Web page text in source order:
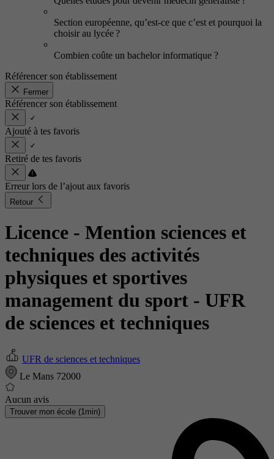
Section européenne, qu’est-ce que c’est et pourquoi la
choisir au lycée ?
Combien coûte un bachelor informatique ?
Référencer son établissement
Fermer
Référencer son établissement
Ajouté à tes favoris
Retiré de tes favoris
Erreur lors de l’ajout aux favoris
Retour
Licence - Mention sciences et
techniques des activités
physiques et sportives
management du sport - UFR
de sciences et techniques
UFR de sciences et techniques
Le Mans 72000
Aucun avis
Trouver mon école (1min)